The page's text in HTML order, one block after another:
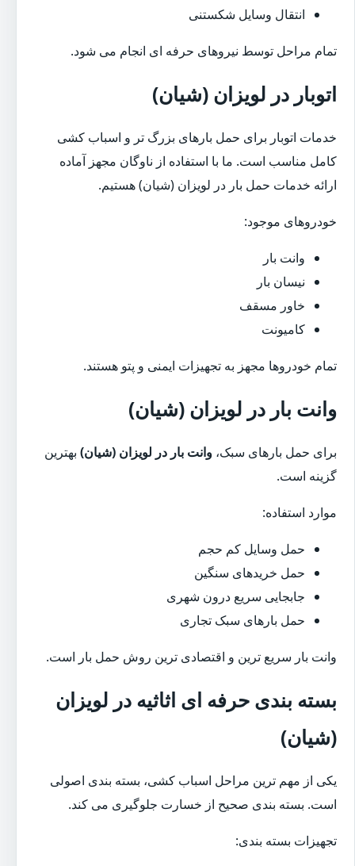
انتقال وسایل شکستنی
تمام مراحل توسط نیروهای حرفه ای انجام می شود.
اتوبار در لویزان (شیان)
خدمات اتوبار برای حمل بارهای بزرگ تر و اسباب کشی
کامل مناسب است. ما با استفاده از ناوگان مجهز آماده
ارائه خدمات حمل بار در لویزان (شیان) هستیم.
خودروهای موجود:
وانت بار
نیسان بار
خاور مسقف
کامیونت
تمام خودروها مجهز به تجهیزات ایمنی و پتو هستند.
وانت بار در لویزان (شیان)
برای حمل بارهای سبک، وانت بار در لویزان (شیان) بهترین
گزینه است.
موارد استفاده:
حمل وسایل کم حجم
حمل خریدهای سنگین
جابجایی سریع درون شهری
حمل بارهای سبک تجاری
وانت بار سریع ترین و اقتصادی ترین روش حمل بار است.
بسته بندی حرفه ای اثاثیه در لویزان
(شیان)
یکی از مهم ترین مراحل اسباب کشی، بسته بندی اصولی
است. بسته بندی صحیح از خسارت جلوگیری می کند.
تجهیزات بسته بندی: